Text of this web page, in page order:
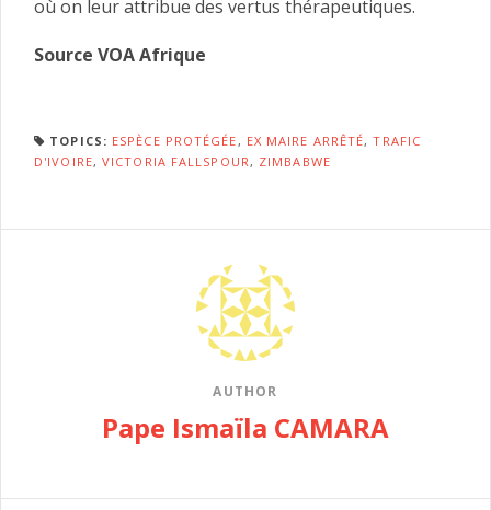
où on leur attribue des vertus thérapeutiques.
Source VOA Afrique
TOPICS: ESPÈCE PROTÉGÉE, EX MAIRE ARRÊTÉ,TRAFIC
D'IVOIRE,VICTORIA FALLSPOUR, ZIMBABWE
AUTHOR
Pape Ismaïla CAMARA